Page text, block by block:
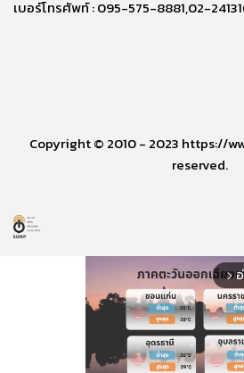
เบอร์โทรศัพท์ : 095-575-8881,02-
Copyright © 2010 - 2023 https://
reserved.
arrow_forward_ios